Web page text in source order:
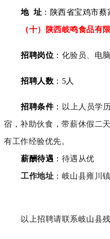
地 址 ：陕西省宝鸡市
（十）陕西岐鸣食品有
招聘岗位 ： 化验员、电
招聘人数 ：5人
招聘条件： 以上人员学
宿，补助伙食，带薪休假二
有工作经验优先。
薪酬待遇 ： 待遇从优
工作地址 ：岐山县雍川
以上招聘请联系岐山县